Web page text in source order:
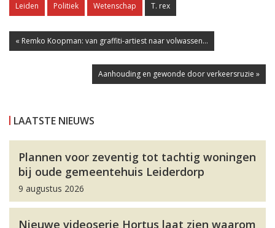
Leiden Politiek Wetenschap T. rex
« Remko Koopman: van graffiti-artiest naar volwassen...
Aanhouding en gewonde door verkeersruzie »
LAATSTE NIEUWS
Plannen voor zeventig tot tachtig woningen
bij oude gemeentehuis Leiderdorp
9 augustus 2026
Nieuwe videoserie Hortus laat zien waarom